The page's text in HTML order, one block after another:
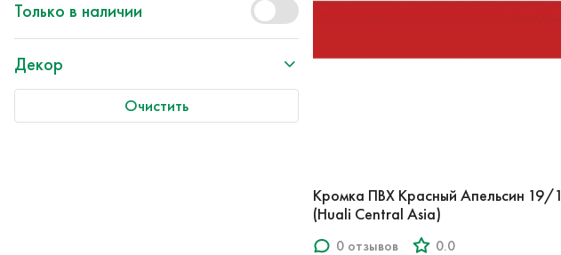
Только в наличии
Декор
Очистить
Кромка ПВХ Красный Апельсин 19/1
(Huali Central Asia)
0 отзывов 0.0